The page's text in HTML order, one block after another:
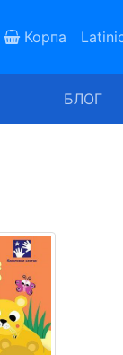
Корпа
БЛОГ